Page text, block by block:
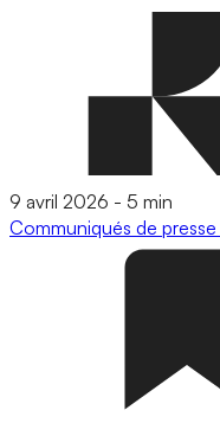
9 avril 2026 - 5 min
Communiqués de presse